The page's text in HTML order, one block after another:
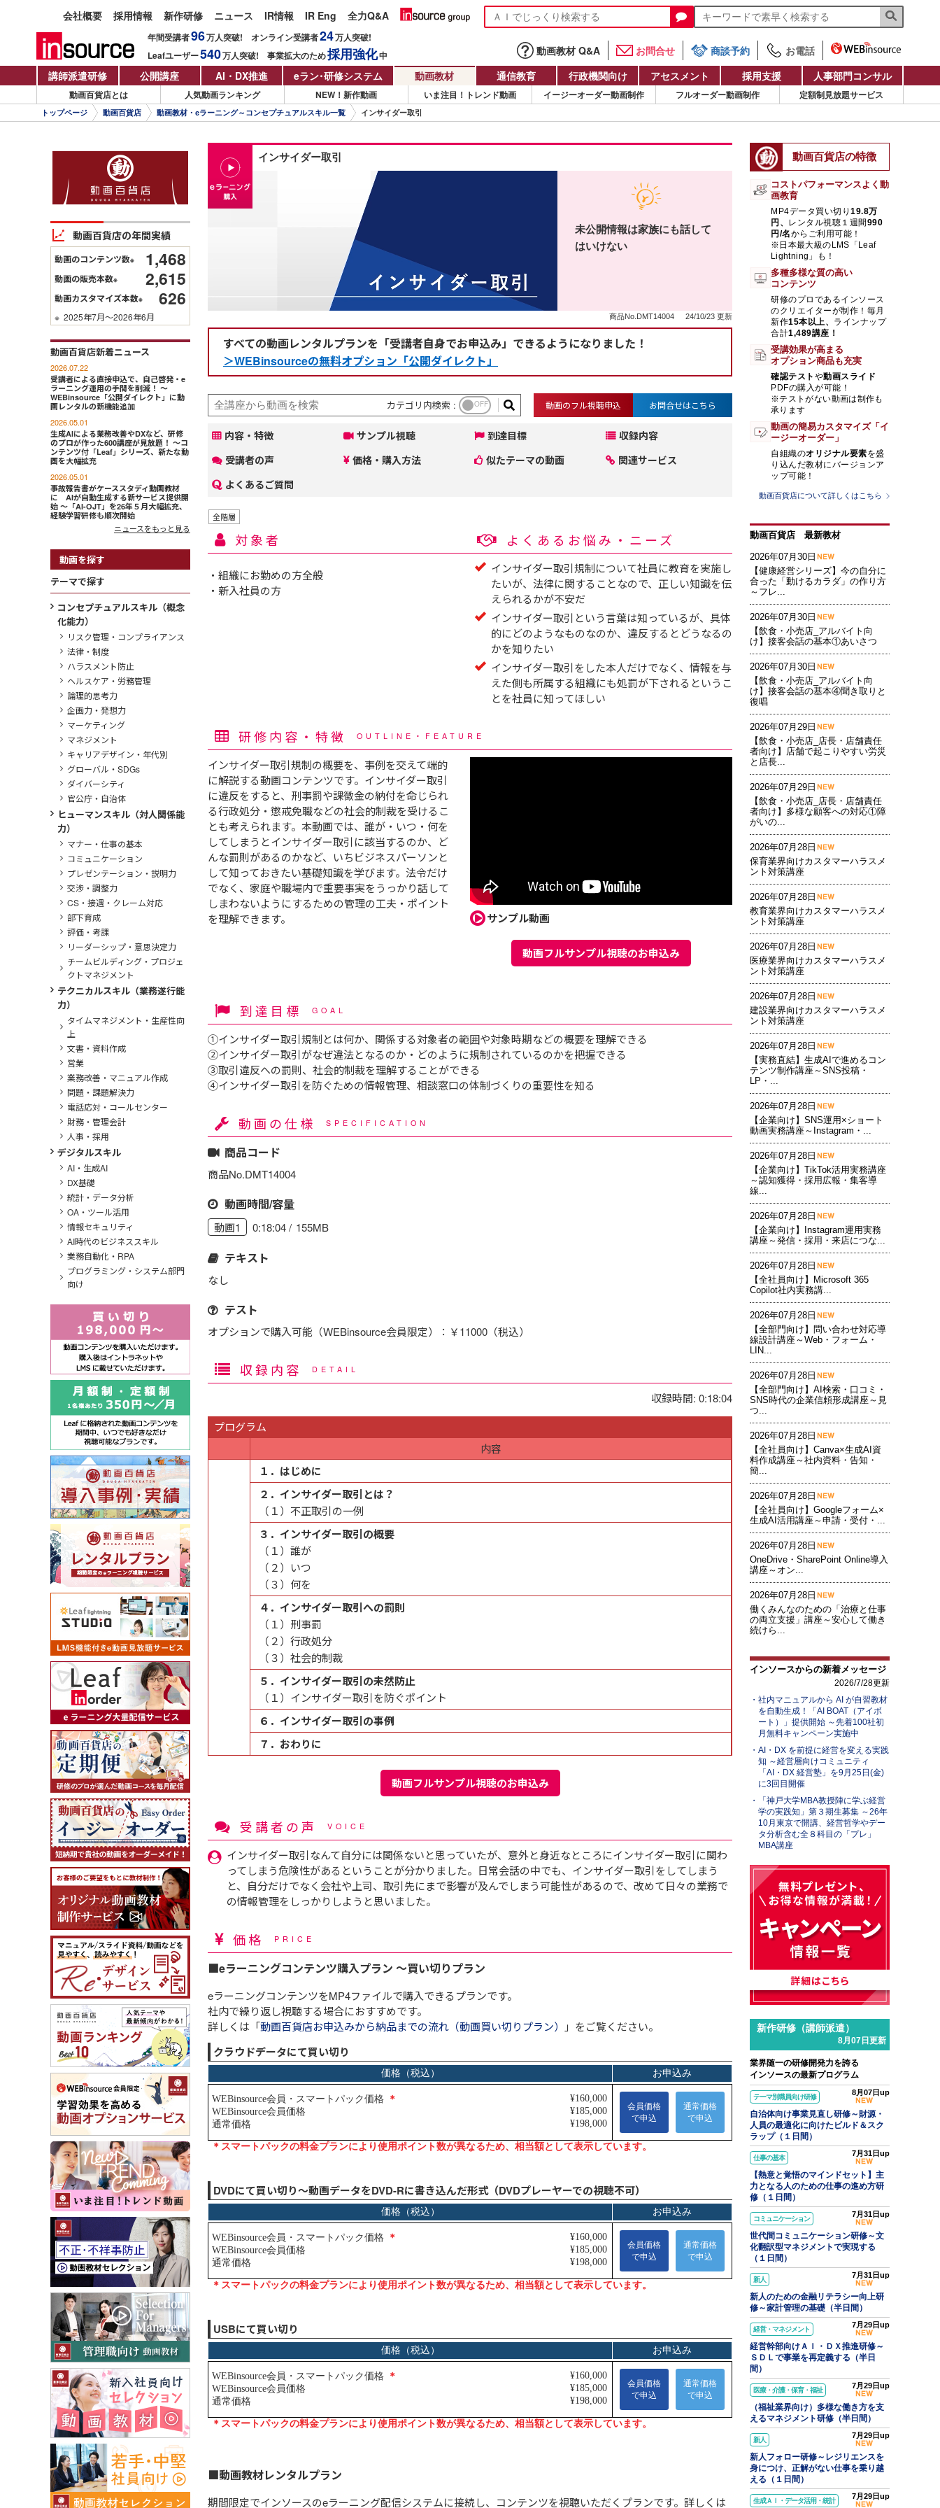
会社概要 採用情報 新作研修 ニュース IR情報 IR Eng 全力Q&A
年間受講者96万人突破! オンライン受講者24万人突破!
Leafユーザー540万人突破! 事業拡大のため採用強化中 動画教材 Q&A お問合せ 商談予約
お電話
講師派遣研修
公開講座 AI・DX推進 eラン・研修システム 動画教材 通信教育 行政機関向け アセスメント 採用支援 人事部門コンサル
動画百貨店とは 人気動画ランキング NEW！新作動画 いま注目！トレンド動画 イージーオーダー動画制作 フルオーダー動画制作 定額制見放題サービス
トップページ 動画百貨店 動画教材・eラーニング～コンセプチュアルスキル一覧 インサイダー取引
インサイダー取引
未公開情報は家族にも話して
はいけない
商品No.DMT14004 24/10/23 更新
すべての動画レンタルプランを「受講者自身でお申込み」できるようになりました！
＞WEBinsourceの無料オプション「公開ダイレクト」
カテゴリ内検索 : OFF 動画のフル視聴申込 お問合せはこちら
内容・特徴 サンプル視聴 到達目標
収録内容
受講者の声
価格・購入方法 似たテーマの動画
関連サービス
よくあるご質問
全階層
対象者
・組織にお勤めの方全般
・新入社員の方
よくあるお悩み・ニーズ
インサイダー取引規制について社員に教育を実施し
たいが、法律に関することなので、正しい知識を伝
えられるかが不安だ
インサイダー取引という言葉は知っているが、具体
的にどのようなものなのか、違反するとどうなるの
かを知りたい
インサイダー取引をした本人だけでなく、情報を与
えた側も所属する組織にも処罰が下されるというこ
とを社員に知ってほしい
研修内容・特徴 OUTLINE・FEATURE
サンプル動画
動画フルサンプル視聴のお申込み
インサイダー取引規制の概要を、事例を交えて端的
に解説する動画コンテンツです。インサイダー取引
に違反をすると、刑事罰や課徴金の納付を命じられ
る行政処分・懲戒免職などの社会的制裁を受けるこ
とも考えられます。本動画では、誰が・いつ・何を
してしまうとインサイダー取引に該当するのか、ど
んな罰則があるのかなど、いちビジネスパーソンと
して知っておきたい基礎知識を学びます。法令だけ
でなく、家庭や職場内で重要事実をうっかり話して
しまわないようにするための管理の工夫・ポイント
を理解できます。
到達目標 GOAL
①インサイダー取引規制とは何か、関係する対象者の範囲や対象時期などの概要を理解できる
②インサイダー取引がなぜ違法となるのか・どのように規制されているのかを把握できる
③取引違反への罰則、社会的制裁を理解することができる
④インサイダー取引を防ぐための情報管理、相談窓口の体制づくりの重要性を知る
動画の仕様 SPECIFICATION
商品コード
商品No.DMT14004
動画時間/容量
動画1 0:18:04 155MB
テキスト
なし
テスト
オプションで購入可能（WEBinsource会員限定）：￥11000（税込）
収録内容 DETAIL
収録時間: 0:18:04
プログラム
内容
１．はじめに
２．インサイダー取引とは？
（１）不正取引の一例
３．インサイダー取引の概要
（１）誰が
（２）いつ
（３）何を
４．インサイダー取引への罰則
（１）刑事罰
（２）行政処分
（３）社会的制裁
５．インサイダー取引の未然防止
（１）インサイダー取引を防ぐポイント
６．インサイダー取引の事例
７．おわりに
動画フルサンプル視聴のお申込み
受講者の声 VOICE
インサイダー取引なんて自分には関係ないと思っていたが、意外と身近なところにインサイダー取引に関わ
ってしまう危険性があるということが分かりました。日常会話の中でも、インサイダー取引をしてしまう
と、自分だけでなく会社や上司、取引先にまで影響が及んでしまう可能性があるので、改めて日々の業務で
の情報管理をしっかりしようと思いました。
価格 PRICE
■eラーニングコンテンツ購入プラン ～買い切りプラン
eラーニングコンテンツをMP4ファイルで購入できるプランです。
社内で繰り返し視聴する場合におすすめです。
詳しくは「動画百貨店お申込みから納品までの流れ（動画買い切りプラン） 」をご覧ください。
クラウドデータにて買い切り
DVDにて買い切り～動画データをDVD-Rに書き込んだ形式（DVDプレーヤーでの視聴不可）
USBにて買い切り
■動画教材レンタルプラン
期間限定でインソースのeラーニング配信システムに接続し、コンテンツを視聴いただくプランです。詳しくは
動画百貨店の年間実績
動画のコンテンツ数※ 1,468
動画の販売本数※ 2,615
動画カスタマイズ本数※ 626
※ 2025年7月～2026年6月
動画百貨店新着ニュース
2026.07.22
受講者による直接申込で、自己啓発・e
ラーニング運用の手間を削減！ ～
WEBinsource「公開ダイレクト」に動
画レンタルの新機能追加
2026.05.01
生成AIによる業務改善やDXなど、研修
のプロが作った600講座が見放題！ ～コ
ンテンツ付「Leaf」シリーズ、新たな動
画を大幅拡充
2026.05.01
事故報告書がケーススタディ動画教材
に AIが自動生成する新サービス提供開
始 ～「AI-OJT」を26年５月大幅拡充、
経験学習研修も順次開始
ニュースをもっと見る
動画を探す
テーマで探す
コンセプチュアルスキル（概念
化能力）
リスク管理・コンプライアンス
法律・制度
ハラスメント防止
ヘルスケア・労務管理
論理的思考力
企画力・発想力
マーケティング
マネジメント
キャリアデザイン・年代別
グローバル・SDGs
ダイバーシティ
官公庁・自治体
ヒューマンスキル（対人関係能
力）
マナー・仕事の基本
コミュニケーション
プレゼンテーション・説明力
交渉・調整力
CS・接遇・クレーム対応
部下育成
評価・考課
リーダーシップ・意思決定力
チームビルディング・プロジェ
クトマネジメント
テクニカルスキル（業務遂行能
力）
タイムマネジメント・生産性向
上
文書・資料作成
営業
業務改善・マニュアル作成
問題・課題解決力
電話応対・コールセンター
財務・管理会計
人事・採用
デジタルスキル
AI・生成AI
DX基礎
統計・データ分析
OA・ツール活用
情報セキュリティ
AI時代のビジネススキル
業務自動化・RPA
プログラミング・システム部門
向け
動画百貨店の特徴
コストパフォーマンスよく動
画教育
MP4データ買い切り 19.8万
円、
レンタル視聴１週間990
円/名からご利用可能！
※日本最大級のLMS「Leaf
Lightning」も！
多種多様な質の高い
コンテンツ
研修のプロであるインソース
のクリエイターが制作！毎月
新作15本以上、 ラインナップ
合計1,489講座！
受講効果が高まる
オプション商品も充実
確認テスト や動画スライド
PDFの購入が可能！
※テストがない動画は制作も
承ります
動画の簡易カスタマイズ「イ
ージーオーダー」
自組織のオリジナル要素を盛
り込んだ教材にバージョンア
ップ可能！
動画百貨店について詳しくはこちら
動画百貨店 最新教材
2026年07月30日
【健康経営シリーズ】今の自分に
合った「動けるカラダ」の作り方
～フレ...
2026年07月30日
【飲食・小売店_アルバイト向
け】接客会話の基本①あいさつ
2026年07月30日
【飲食・小売店_アルバイト向
け】接客会話の基本④聞き取りと
復唱
2026年07月29日
【飲食・小売店_店長・店舗責任
者向け】店舗で起こりやすい労災
と店長...
2026年07月29日
【飲食・小売店_店長・店舗責任
者向け】多様な顧客への対応①障
がいの...
2026年07月28日
保育業界向けカスタマーハラスメ
ント対策講座
2026年07月28日
教育業界向けカスタマーハラスメ
ント対策講座
2026年07月28日
医療業界向けカスタマーハラスメ
ント対策講座
2026年07月28日
建設業界向けカスタマーハラスメ
ント対策講座
2026年07月28日
【実務直結】生成AIで進めるコン
テンツ制作講座～SNS投稿・
LP・...
2026年07月28日
【企業向け】SNS運用×ショート
動画実務講座～Instagram・...
2026年07月28日
【企業向け】TikTok活用実務講座
～認知獲得・採用広報・集客導
線...
2026年07月28日
【企業向け】Instagram運用実務
講座～発信・採用・来店につな...
2026年07月28日
【全社員向け】Microsoft 365
Copilot社内実務講...
2026年07月28日
【全部門向け】問い合わせ対応導
線設計講座～Web・フォーム・
LIN...
2026年07月28日
【全部門向け】AI検索・口コミ・
SNS時代の企業信頼形成講座～見
つ...
2026年07月28日
【全社員向け】Canva×生成AI資
料作成講座～社内資料・告知・
簡...
2026年07月28日
【全社員向け】Googleフォーム×
生成AI活用講座～申請・受付・...
2026年07月28日
OneDrive・SharePoint Online導入
講座～オン...
2026年07月28日
働くみんなのための「治療と仕事
の両立支援」講座～安心して働き
続けら...
インソースからの新着メッセージ
2026/7/28更新
社内マニュアルから AI が自習教材
を自動生成！「AI BOAT（アイボ
ート）」提供開始 ～先着100社初
月無料キャンペーン実施中
AI・DX を前提に経営を変える実践
知 ～経営層向けコミュニティ
「AI・DX 経営塾」を9月25日(金)
に3回目開催
「神戸大学MBA教授陣に学ぶ経営
学の実践知」第３期生募集 ～26年
10月東京で開講、経営哲学やデー
タ分析含む全８科目の「プレ」
MBA講座
コラム「調べる時間を短縮するＡＩ
エージェント活用事例４選～営業準
る」のご紹介
新作研修（講師派遣）
8月07日更新
業界随一の研修開発力を誇る
インソースの最新プログラム
テーマ別職員向け研修 8月07日up
自治体向け事業見直し研修～財源・
人員の最適化に向けたビルド＆スク
ラップ（１日間）
仕事の基本 7月31日up
【熱意と覚悟のマインドセット】主
力となる人のための仕事の進め方研
修（１日間）
コミュニケーション 7月31日up
世代間コミュニケーション研修～文
化翻訳型マネジメントで実現する
（１日間）
新人 7月31日up
新人のための金融リテラシー向上研
修～家計管理の基礎（半日間）
経営・マネジメント 7月29日up
経営幹部向けＡＩ・ＤＸ推進研修～
ＳＤＬで事業を再定義する（半日
間）
医療・介護・保育・福祉 7月29日up
（福祉業界向け）多様な働き方を支
えるマネジメント研修（半日間）
新人 7月29日up
新人フォロー研修～レジリエンスを
身につけ、正解がない仕事を乗り越
える（１日間）
生成ＡＩ・データ活用・統計 7月29日up